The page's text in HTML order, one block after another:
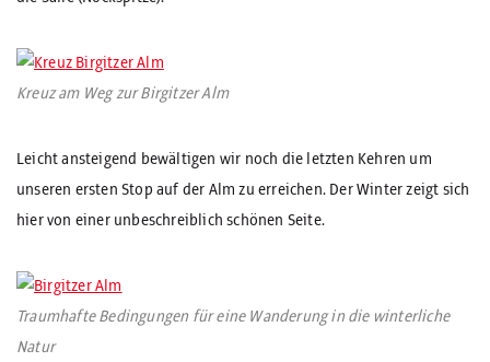
Kreuz am Weg zur Birgitzer Alm
Leicht ansteigend bewältigen wir noch die letzten Kehren um
unseren ersten Stop auf der Alm zu erreichen. Der Winter zeigt sich
hier von einer unbeschreiblich schönen Seite.
Traumhafte Bedingungen für eine Wanderung in die winterliche
Natur